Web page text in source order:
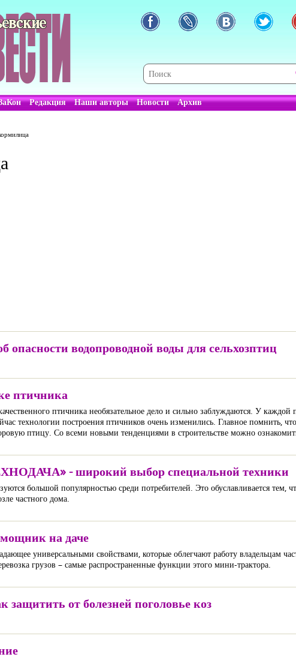
Редакция Наши авторы Новости Архив
опасности водопроводной воды для сельхозптиц
птичника
птичника необязательное дело и сильно заблуждаются. У
технологии построения птичников очень изменились. Главное помнить,
птицу. Со всеми новыми тенденциями в строительстве можно
- широкий выбор специальной техники
большой популярностью среди потребителей. Это обуславливается
частного дома.
на даче
универсальными свойствами, которые облегчают работу владельцам
грузов – самые распространенные функции этого мини-трактора.
от болезней поголовье коз